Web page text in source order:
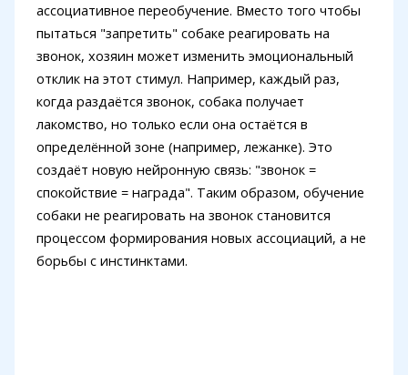
ассоциативное переобучение. Вместо того чтобы
пытаться "запретить" собаке реагировать на
звонок, хозяин может изменить эмоциональный
отклик на этот стимул. Например, каждый раз,
когда раздаётся звонок, собака получает
лакомство, но только если она остаётся в
определённой зоне (например, лежанке). Это
создаёт новую нейронную связь: "звонок =
спокойствие = награда". Таким образом, обучение
собаки не реагировать на звонок становится
процессом формирования новых ассоциаций, а не
борьбы с инстинктами.